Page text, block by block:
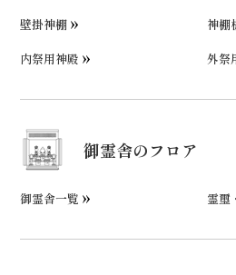
壁掛神棚
神棚
内祭用神殿
外祭
御霊舎のフロア
御霊舎一覧 霊璽